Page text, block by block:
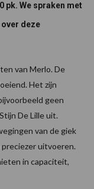
pk. We spraken met
deze
van Merlo. De
Het zijn
geen
De Lille uit.
van de giek
uitvoeren.
in capaciteit,